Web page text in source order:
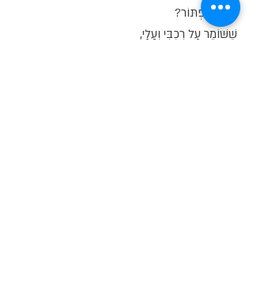
אֵיזֶה כַּפְתּוֹר?
שֶׁשּׁוֹמֵר עַל רִכְבִּי וְעָלַי,